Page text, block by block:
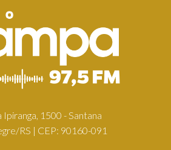
Ipiranga, 1500 - Santana
RS | CEP: 90160-091